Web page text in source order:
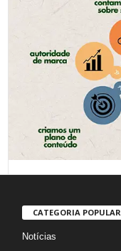
CATEGORIA POPULAR
Notícias